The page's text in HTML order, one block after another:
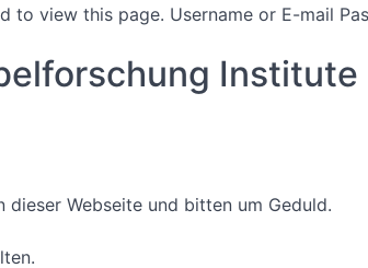
to view this page. Username or E-mail
Institute
dieser Webseite und bitten um Geduld.